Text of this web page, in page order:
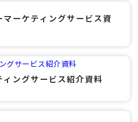
ーケティングサービス資
ングサービス紹介資料